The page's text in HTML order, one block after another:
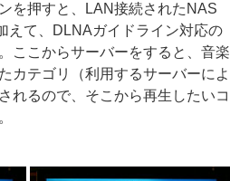
を押すと、LAN接続されたNAS
えて、DLNAガイドライン対応の
ここからサーバーをすると、音楽
カテゴリ（利用するサーバーによ
れるので、そこから再生したいコ